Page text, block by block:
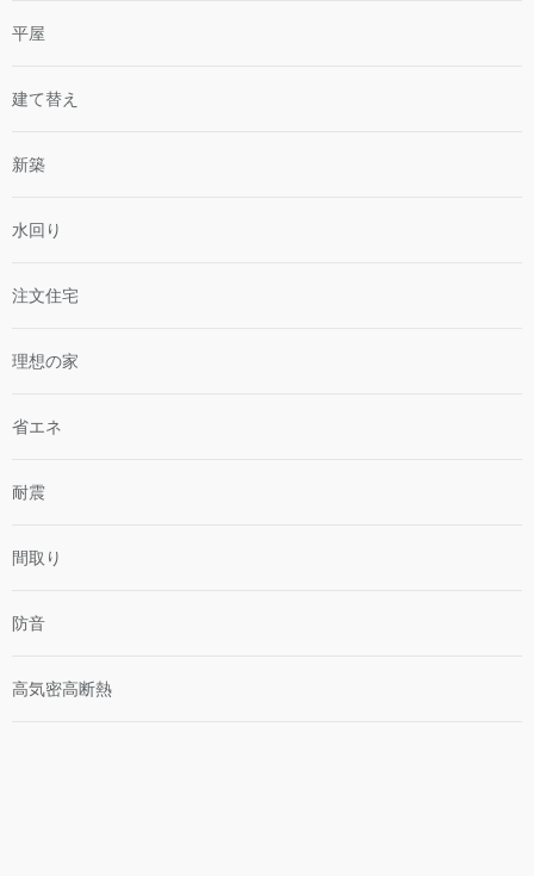
平屋
建て替え
新築
水回り
注文住宅
理想の家
省エネ
耐震
間取り
防音
高気密高断熱